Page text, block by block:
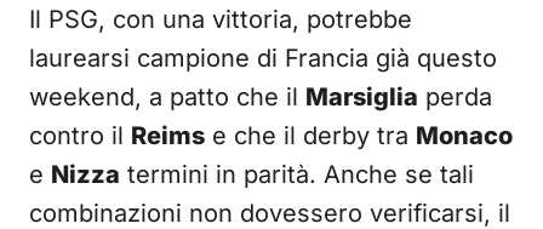
Il PSG, con una vittoria, potrebbe
laurearsi campione di Francia già questo
weekend, a patto che il Marsiglia perda
contro il Reims e che il derby tra Monaco
e Nizza termini in parità. Anche se tali
combinazioni non dovessero verificarsi, il